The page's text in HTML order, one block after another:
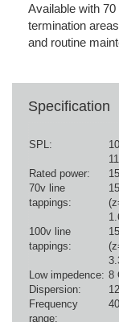
Available with
termination
and routine
Specification
SPL:
Rated power:
70v line
tappings:
100v line
tappings:
Low impedence: 8
Dispersion:
Frequency
range: